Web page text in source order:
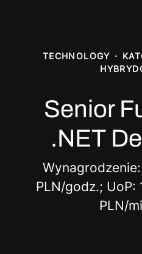
TECHNOLOGY ·
Senior
.NET
PLN/godz.;
PLN/